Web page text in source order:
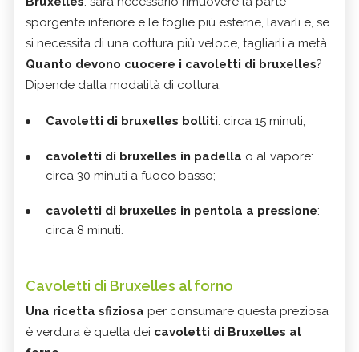
sporgente inferiore e le foglie più esterne, lavarli e, se
si necessita di una cottura più veloce, tagliarli a metà.
Quanto devono cuocere i cavoletti di bruxelles?
Dipende dalla modalità di cottura:
Cavoletti di bruxelles bolliti: circa 15 minuti;
cavoletti di bruxelles in padella o al vapore:
circa 30 minuti a fuoco basso;
cavoletti di bruxelles in pentola a pressione:
circa 8 minuti.
Cavoletti di Bruxelles al forno
Una ricetta sfiziosa per consumare questa preziosa
è verdura è quella dei cavoletti di Bruxelles al